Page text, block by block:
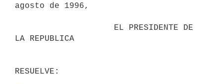
agosto de 1996,
LA REPUBLICA